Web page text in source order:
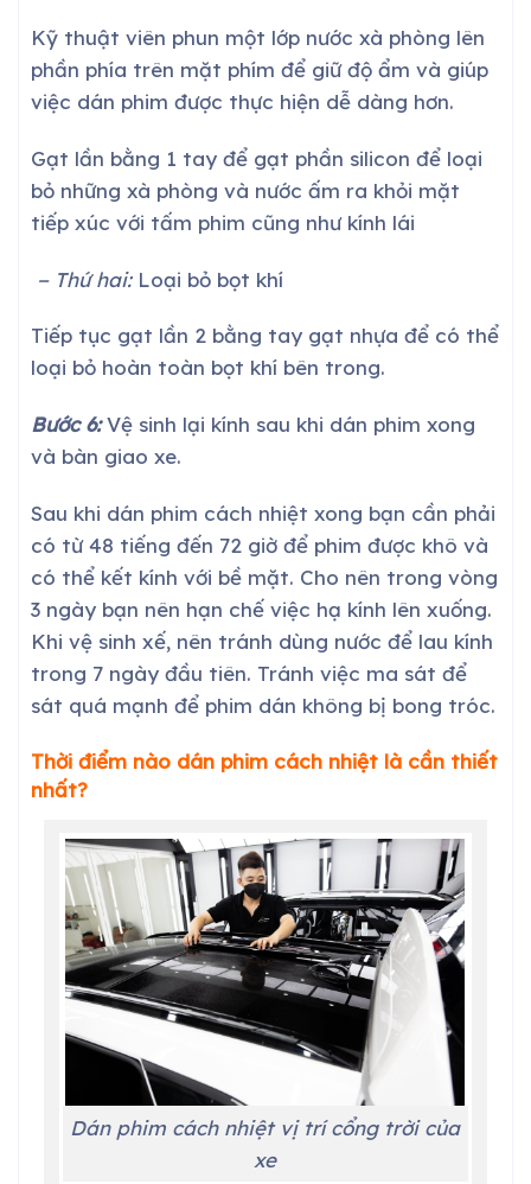
Kỹ thuật viên phun một lớp nước xà phòng lên
phần phía trên mặt phím để giữ độ ẩm và giúp
việc dán phim được thực hiện dễ dàng hơn.
Gạt lần bằng 1 tay để gạt phần silicon để loại
bỏ những xà phòng và nước ấm ra khỏi mặt
tiếp xúc với tấm phim cũng như kính lái
− Thứ hai:Loại bỏ bọt khí
Tiếp tục gạt lần 2 bằng tay gạt nhựa để có thể
loại bỏ hoàn toàn bọt khí bên trong.
Bước 6:Vệ sinh lại kính sau khi dán phim xong
và bàn giao xe.
Sau khi dán phim cách nhiệt xong bạn cần phải
có từ 48 tiếng đến 72 giờ để phim được khô và
có thể kết kính với bề mặt. Cho nên trong vòng
3 ngày bạn nên hạn chế việc hạ kính lên xuống.
Khi vệ sinh xế, nên tránh dùng nước để lau kính
trong 7 ngày đầu tiên. Tránh việc ma sát để
sát quá mạnh để phim dán không bị bong tróc.
Thời điểm nào dán phim cách nhiệt là cần thiết
nhất?
Dán phim cách nhiệt vị trí cổng trời của
xe